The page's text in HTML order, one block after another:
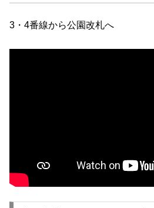
3・4番線から公園改札へ